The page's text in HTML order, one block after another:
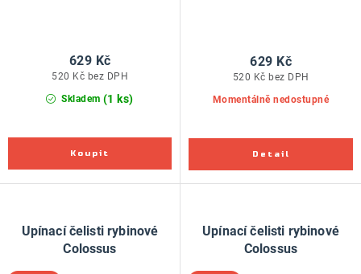
Skladem (1 ks)
520 Kč bez DPH
629 Kč
Momentálně nedostupné
520 Kč bez DPH
629 Kč
Upínací čelisti rybinové
Colossus
Upínací čelisti rybinové
Colossus